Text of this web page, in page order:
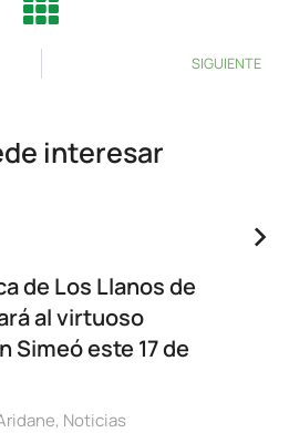
SIGUIENTE
interesar
de Los Llanos de
al virtuoso
este 17 de
, Noticias